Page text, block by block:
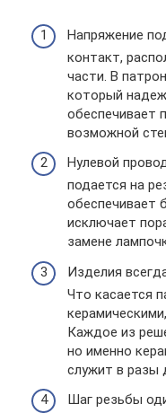
Напряжение
контакт,
части. В
который
обеспечивает
возможной
Нулевой
подается на
обеспечивает
исключает
замене
Изделия
Что касается
Каждое из
но именно
служит в разы
Шаг резьбы